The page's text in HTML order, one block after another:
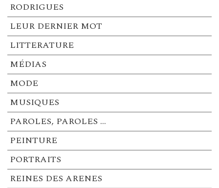
RODRIGUES
LEUR DERNIER MOT
LITTERATURE
MÉDIAS
MODE
MUSIQUES
PAROLES, PAROLES …
PEINTURE
PORTRAITS
REINES DES ARENES